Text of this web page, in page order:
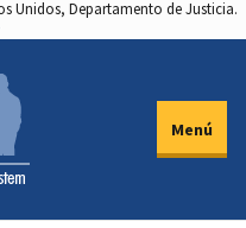
Unidos, Departamento de Justicia.
Menú